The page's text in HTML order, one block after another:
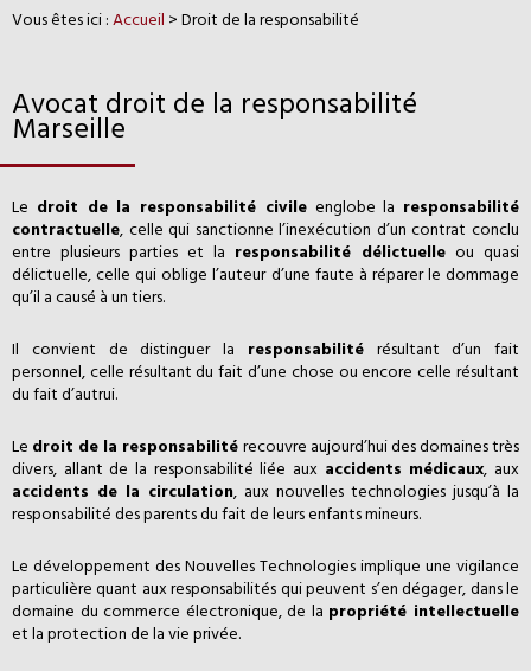
Vous êtes ici :Accueil > Droit de la responsabilité
Avocat droit de la responsabilité
Marseille
Le droit de la responsabilité civileenglobe la responsabilité
contractuelle, celle qui sanctionne l’inexécution d’un contrat conclu
entre plusieurs parties et la responsabilité délictuelle ou quasi
délictuelle, celle qui oblige l’auteur d’une faute à réparer le dommage
qu’il a causé à un tiers.
Il convient de distinguer la responsabilitérésultant d’un fait
personnel, celle résultant du fait d’une chose ou encore celle résultant
du fait d’autrui.
Le droit de la responsabilitérecouvre aujourd’hui des domaines très
divers, allant de la responsabilité liée aux accidents médicaux, aux
accidents de la circulation, aux nouvelles technologies jusqu’à la
responsabilité des parents du fait de leurs enfants mineurs.
Le développement des Nouvelles Technologies implique une vigilance
particulière quant aux responsabilités qui peuvent s’en dégager, dans le
domaine du commerce électronique, de la propriété intellectuelle
et la protection de la vie privée.